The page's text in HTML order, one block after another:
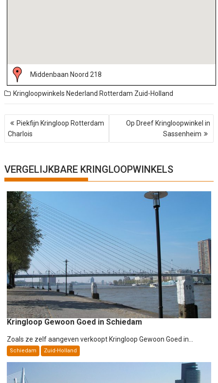
Middenbaan Noord 218
Kringloopwinkels Nederland Rotterdam Zuid-Holland
e
r
h
t
a
v
i
g
a
t
i
e
Piekfijn Kringloop Rotterdam
Charlois
Op Dreef Kringloopwinkel in
Sassenheim
VERGELIJKBARE KRINGLOOPWINKELS
Kringloop Gewoon Goed in Schiedam
Zoals ze zelf aangeven verkoopt Kringloop Gewoon Goed in...
Schiedam Zuid-Holland